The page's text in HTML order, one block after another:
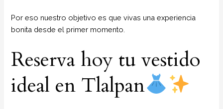
Por eso nuestro objetivo es que vivas una experiencia
bonita desde el primer momento.
Reserva hoy tu vestido
ideal en Tlalpan